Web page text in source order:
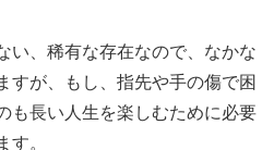
い、稀有な存在なので、なかな
すが、もし、指先や手の傷で困
も長い人生を楽しむために必要
す。